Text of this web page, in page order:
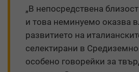
„В непосредствена
и това неминуемо оказва
развитието на
селектирани в
особено говорейки за